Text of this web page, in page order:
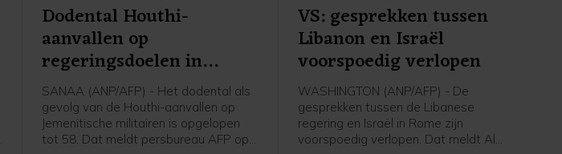
Dodental Houthi-
aanvallen op
regeringsdoelen in
Jemen opgelopen
SANAA (ANP/AFP) - Het dodental als
gevolg van de Houthi-aanvallen op
Jemenitische militairen is opgelopen
tot 58. Dat meldt persbureau AFP op
VS: gesprekken tussen
Libanon en Israël
voorspoedig verlopen
WASHINGTON (ANP/AFP) - De
gesprekken tussen de Libanese
regering en Israël in Rome zijn
voorspoedig verlopen. Dat meldt Al